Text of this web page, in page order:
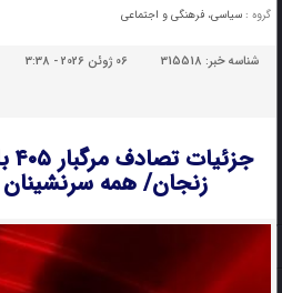
گروه : سیاسی، فرهنگی و اجتماعی
شناسه خبر:315518 06 ژوئن 2026 - 3:38
زنجان/ همه سرنشینان